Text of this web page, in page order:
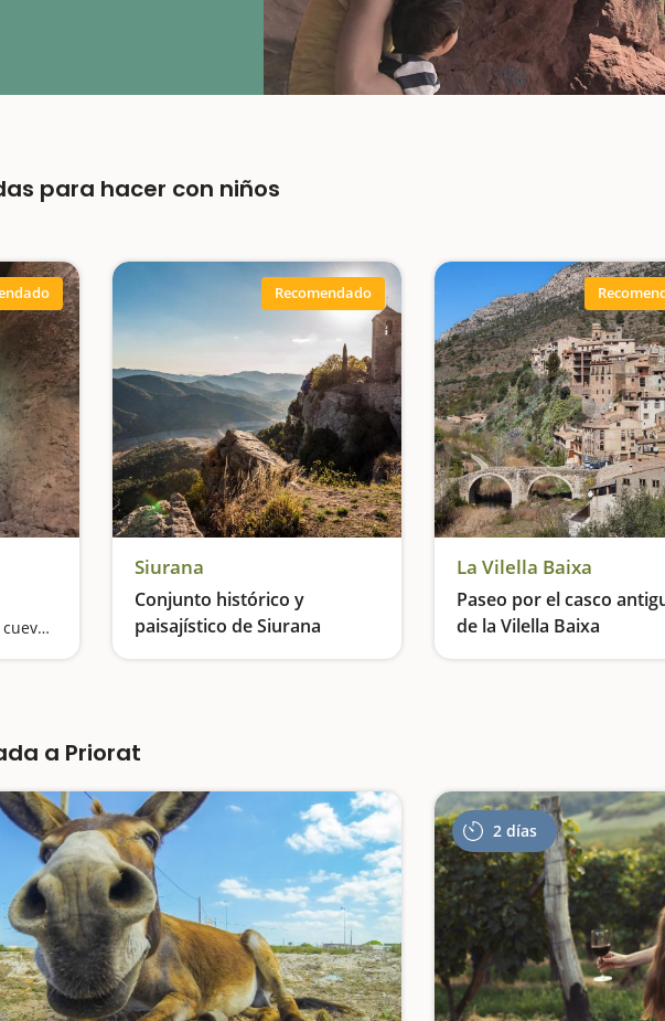
auténticos…
para hacer con niños
El Montsant esconde una cueva con un salto de agua
Recomendado
Siurana
Conjunto histórico y
paisajístico de Siurana
Patrimonio, leyendas y buenas vistas
La Vilella Baixa
Paseo por el casco
de la Vilella Baixa
a Priorat
2 días